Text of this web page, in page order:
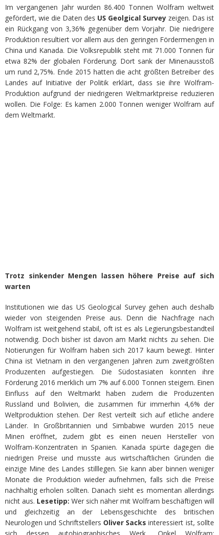
Im vergangenen Jahr wurden 86.400 Tonnen Wolfram weltweit
gefördert, wie die Daten des US Geolgical Survey zeigen. Das ist
ein Rückgang von 3,36% gegenüber dem Vorjahr. Die niedrigere
Produktion resultiert vor allem aus den geringen Fördermengen in
China und Kanada. Die Volksrepublik steht mit 71.000 Tonnen für
etwa 82% der globalen Förderung. Dort sank der Minenausstoß
um rund 2,75%. Ende 2015 hatten die acht größten Betreiber des
Landes auf Initiative der Politik erklärt, dass sie ihre Wolfram-
Produktion aufgrund der niedrigeren Weltmarktpreise reduzieren
wollen. Die Folge: Es kamen 2.000 Tonnen weniger Wolfram auf
dem Weltmarkt.
Trotz sinkender Mengen lassen höhere Preise auf sich
warten
Institutionen wie das US Geological Survey gehen auch deshalb
wieder von steigenden Preise aus. Denn die Nachfrage nach
Wolfram ist weitgehend stabil, oft ist es als Legierungsbestandteil
notwendig. Doch bisher ist davon am Markt nichts zu sehen. Die
Notierungen für Wolfram haben sich 2017 kaum bewegt. Hinter
China ist Vietnam in den vergangenen Jahren zum zweitgrößten
Produzenten aufgestiegen. Die Südostasiaten konnten ihre
Förderung 2016 merklich um 7% auf 6.000 Tonnen steigern. Einen
Einfluss auf den Weltmarkt haben zudem die Produzenten
Russland und Bolivien, die zusammen für immerhin 4,6% der
Weltproduktion stehen. Der Rest verteilt sich auf etliche andere
Länder. In Großbritannien und Simbabwe wurden 2015 neue
Minen eröffnet, zudem gibt es einen neuen Hersteller von
Wolfram-Konzentraten in Spanien. Kanada spürte dagegen die
niedrigen Preise und musste aus wirtschaftlichen Gründen die
einzige Mine des Landes stilllegen. Sie kann aber binnen weniger
Monate die Produktion wieder aufnehmen, falls sich die Preise
nachhaltig erholen sollten. Danach sieht es momentan allerdings
nicht aus. Lesetipp: Wer sich näher mit Wolfram beschäftigen will
und gleichzeitig an der Lebensgeschichte des britischen
Neurologen und Schriftstellers Oliver Sacks interessiert ist, sollte
sich dessen autobiographisches Werk „Onkel Wolfram: